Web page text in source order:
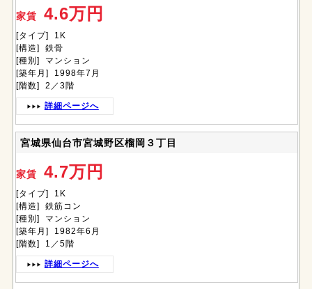
家賃 4.6万円
[タイプ] 1K
[構造] 鉄骨
[種別] マンション
[築年月] 1998年7月
[階数] 2／3階
詳細ページへ
宮城県仙台市宮城野区榴岡３丁目
家賃 4.7万円
[タイプ] 1K
[構造] 鉄筋コン
[種別] マンション
[築年月] 1982年6月
[階数] 1／5階
詳細ページへ